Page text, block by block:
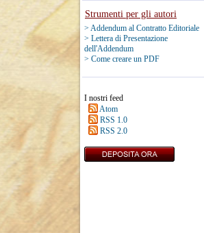
Strumenti per gli autori
> Addendum al Contratto Editoriale
> Lettera di Presentazione
dell'Addendum
> Come creare un PDF
I nostri feed
Atom
RSS 1.0
RSS 2.0